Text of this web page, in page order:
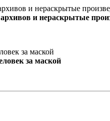
и нераскрытые
за маской